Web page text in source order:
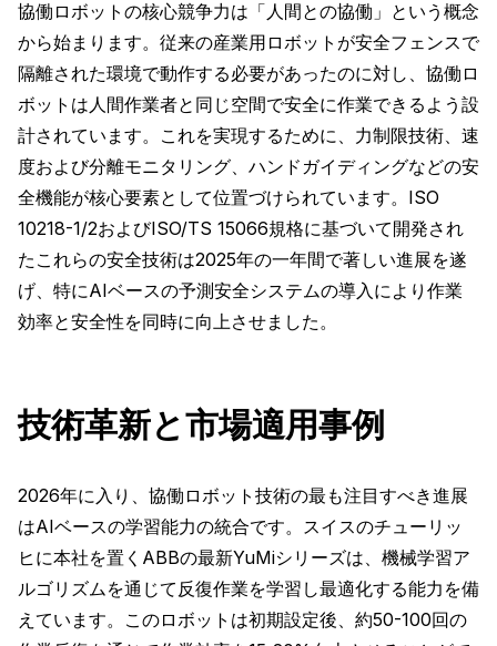
協働ロボットの核心競争力は「人間との協働」という概念
から始まります。従来の産業用ロボットが安全フェンスで
隔離された環境で動作する必要があったのに対し、協働ロ
ボットは人間作業者と同じ空間で安全に作業できるよう設
計されています。これを実現するために、力制限技術、速
度および分離モニタリング、ハンドガイディングなどの安
全機能が核心要素として位置づけられています。ISO
10218-1/2およびISO/TS 15066規格に基づいて開発され
たこれらの安全技術は2025年の一年間で著しい進展を遂
げ、特にAIベースの予測安全システムの導入により作業
効率と安全性を同時に向上させました。
技術革新と市場適用事例
2026年に入り、協働ロボット技術の最も注目すべき進展
はAIベースの学習能力の統合です。スイスのチューリッ
ヒに本社を置くABBの最新YuMiシリーズは、機械学習ア
ルゴリズムを通じて反復作業を学習し最適化する能力を備
えています。このロボットは初期設定後、約50-100回の